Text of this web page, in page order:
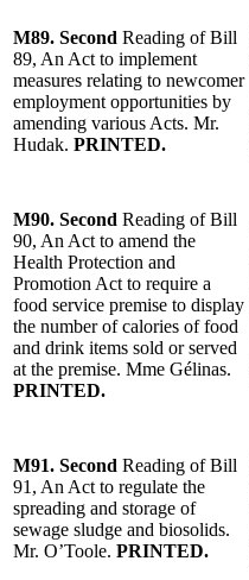
M89. Second Reading of Bill
89, An Act to implement
measures relating to newcomer
employment opportunities by
amending various Acts. Mr.
Hudak. PRINTED.
M90. Second Reading of Bill
90, An Act to amend the
Health Protection and
Promotion Act to require a
food service premise to display
the number of calories of food
and drink items sold or served
at the premise. Mme Gélinas.
PRINTED.
M91. Second Reading of Bill
91, An Act to regulate the
spreading and storage of
sewage sludge and biosolids.
Mr. O’Toole. PRINTED.